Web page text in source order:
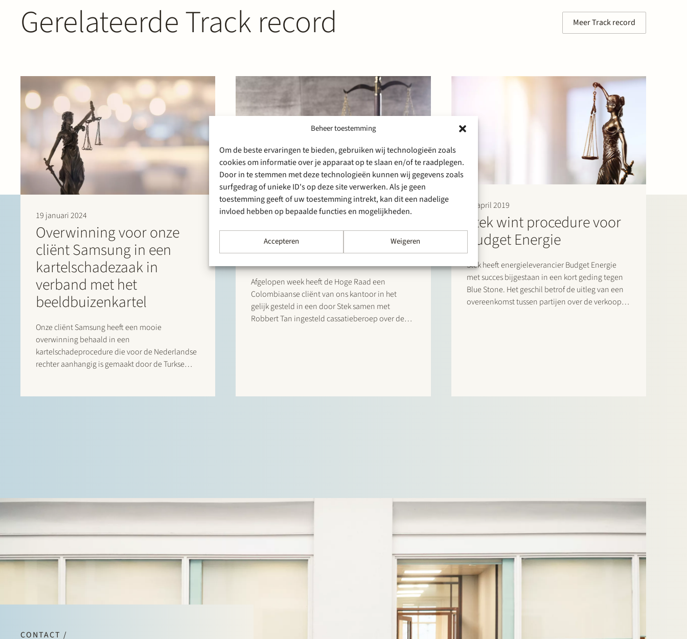
Beheer toestemming
Om de beste ervaringen te bieden, gebruiken wij technologieën zoals
cookies om informatie over je apparaat op te slaan en/of te raadplegen.
Door in te stemmen met deze technologieën kunnen wij gegevens zoals
surfgedrag of unieke ID's op deze site verwerken. Als je geen
toestemming geeft of uw toestemming intrekt, kan dit een nadelige
invloed hebben op bepaalde functies en mogelijkheden.
Accepteren Weigeren
Gerelateerde Track record Meer Track record
19 januari 2024
Overwinning voor onze
cliënt Samsung in een
kartelschadezaak in
verband met het
beeldbuizenkartel
Onze cliënt Samsung heeft een mooie
overwinning behaald in een
kartelschadeprocedure die voor de Nederlandse
rechter aanhangig is gemaakt door de Turkse
Overwinning bij de Hoge
Raad
Afgelopen week heeft de Hoge Raad een
Colombiaanse cliënt van ons kantoor in het
gelijk gesteld in een door Stek samen met
Robbert Tan ingesteld cassatieberoep over de
25 april 2019
Stek wint procedure voor
Budget Energie
Stek heeft energieleverancier Budget Energie
met succes bijgestaan in een kort geding tegen
Blue Stone. Het geschil betrof de uitleg van een
overeenkomst tussen partijen over de verkoop
CONTACT /